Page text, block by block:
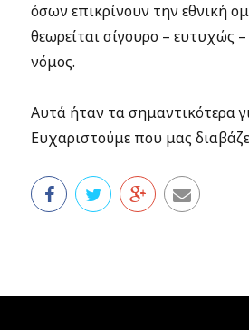
όσων επικρίνουν την εθνική
θεωρείται σίγουρο – ευτυχώς –
νόμος.
Αυτά ήταν τα σημαντικότερα
Ευχαριστούμε που μας